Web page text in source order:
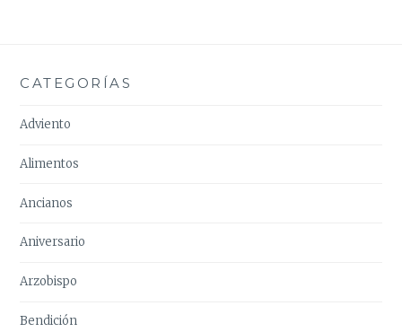
CATEGORÍAS
Adviento
Alimentos
Ancianos
Aniversario
Arzobispo
Bendición